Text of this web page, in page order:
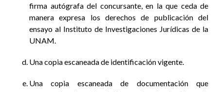
firma autógrafa del concursante, en la que ceda de
manera expresa los derechos de publicación del
ensayo al Instituto de Investigaciones Jurídicas de la
UNAM.
Una copia escaneada de identificación vigente.
Una copia escaneada de documentación que